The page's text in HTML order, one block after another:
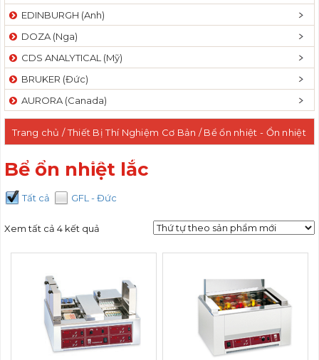
EDINBURGH (Anh)
DOZA (Nga)
CDS ANALYTICAL (Mỹ)
BRUKER (Đức)
AURORA (Canada)
Trang chủ /Thiết Bị Thí Nghiệm Cơ Bản /Bể ổn nhiệt - Ổn nhiệt
tuần hoàn lạnh / Bể ổn nhiệt lắc
Bể ổn nhiệt lắc
Tất cả GFL - Đức
Xem tất cả 4 kết quả